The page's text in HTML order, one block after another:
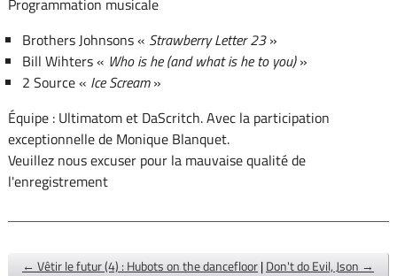
Brothers Johnsons « Strawberry Letter 23»
Bill Wihters « Who is he (and what is he to you)»
2 Source « Ice Scream»
Équipe : Ultimatom et DaScritch. Avec la participation
exceptionnelle de Monique Blanquet.
Veuillez nous excuser pour la mauvaise qualité de
l'enregistrement
← Vêtir le futur (4) : Hubots on the dancefloor|Don't do Evil, Json →